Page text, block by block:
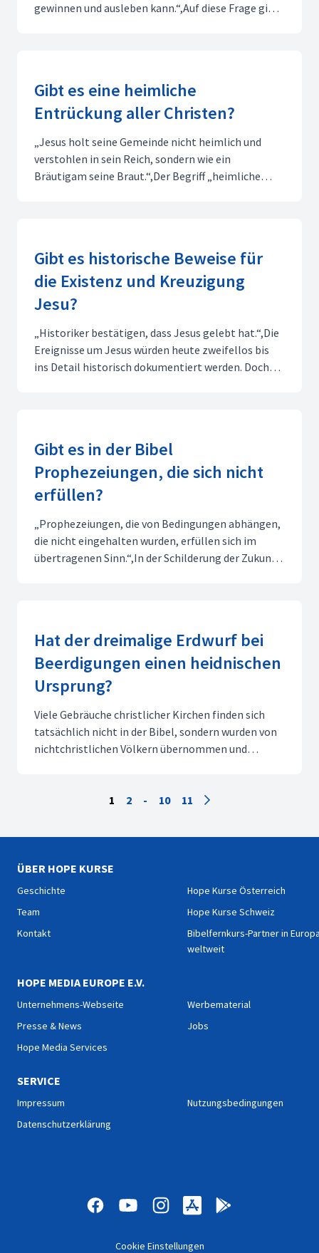
gewinnen und ausleben kann.“,Auf diese Frage gibt
Gibt es eine heimliche
Entrückung aller Christen?
„Jesus holt seine Gemeinde nicht heimlich und
verstohlen in sein Reich, sondern wie ein
Bräutigam seine Braut.“,Der Begriff „heimliche
Gibt es historische Beweise für
die Existenz und Kreuzigung
Jesu?
„Historiker bestätigen, dass Jesus gelebt hat.“,Die
Ereignisse um Jesus würden heute zweifellos bis
ins Detail historisch dokumentiert werden. Doch
Gibt es in der Bibel
Prophezeiungen, die sich nicht
erfüllen?
„Prophezeiungen, die von Bedingungen abhängen,
die nicht eingehalten wurden, erfüllen sich im
übertragenen Sinn.“,In der Schilderung der Zukunft
Hat der dreimalige Erdwurf bei
Beerdigungen einen heidnischen
Ursprung?
Viele Gebräuche christlicher Kirchen finden sich
tatsächlich nicht in der Bibel, sondern wurden von
nichtchristlichen Völkern übernommen und
biblischen Hintergrund. Germanen und Kelten
1 2 - 10 11
ÜBER HOPE KURSE
Geschichte
Team
Kontakt
Hope Kurse Österreich
Hope Kurse Schweiz
Bibelfernkurs-Partner in
weltweit
HOPE MEDIA EUROPE E.V.
Unternehmens-Webseite
Presse & News
Hope Media Services
Werbematerial
Jobs
SERVICE
Impressum
Datenschutzerklärung
Nutzungsbedingungen
Cookie Einstellungen